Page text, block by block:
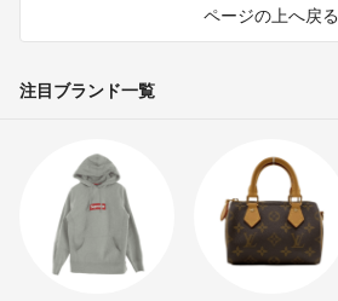
ページの上へ戻る
注目ブランド一覧